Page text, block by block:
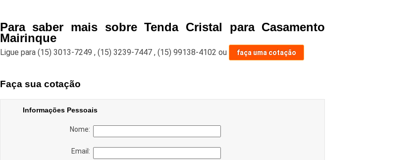
Para saber mais sobre Tenda Cristal para Casamento
Mairinque
Ligue para (15) 3013-7249 , (15) 3239-7447 , (15) 99138-4102 ou faça uma cotação
Faça sua cotação
Informações Pessoais
Nome:
Email: